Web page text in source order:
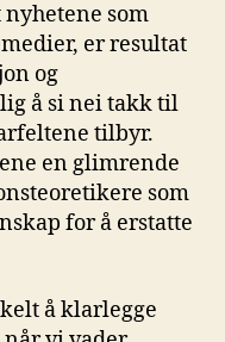
som
er resultat
og
å si nei takk til
tilbyr.
en glimrende
som
for å erstatte
å klarlegge